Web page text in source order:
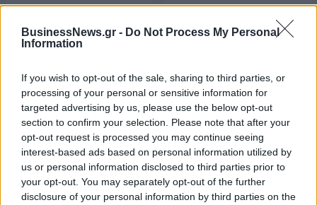
BusinessNews.gr - Do Not Process My Personal
Information
If you wish to opt-out of the sale, sharing to third parties, or
processing of your personal or sensitive information for
targeted advertising by us, please use the below opt-out
section to confirm your selection. Please note that after your
opt-out request is processed you may continue seeing
interest-based ads based on personal information utilized by
us or personal information disclosed to third parties prior to
your opt-out. You may separately opt-out of the further
disclosure of your personal information by third parties on the
Ισπανία: Ένας ανήλικος το
28/06/2019 - 03:00 28/06/2019 - 03:00